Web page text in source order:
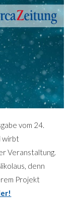
vom 24.
wirbt
Veranstaltung.
denn
Projekt